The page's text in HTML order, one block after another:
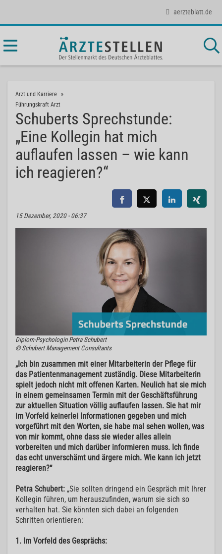
aerzteblatt.de
Arzt und Karriere
Führungskraft Arzt
Schuberts Sprechstunde:
„Eine Kollegin hat mich
auflaufen lassen – wie kann
ich reagieren?“
15 Dezember, 2020 - 06:37
Diplom-Psychologin Petra Schubert
© Schubert Management Consultants
„Ich bin zusammen mit einer Mitarbeiterin der Pflege für
das Patientenmanagement zuständig. Diese Mitarbeiterin
spielt jedoch nicht mit offenen Karten. Neulich hat sie mich
in einem gemeinsamen Termin mit der Geschäftsführung
zur aktuellen Situation völlig auflaufen lassen. Sie hat mir
im Vorfeld keinerlei Informationen gegeben und mich
vorgeführt mit den Worten, sie habe mal sehen wollen, was
von mir kommt, ohne dass sie wieder alles allein
vorbereiten und mich darüber informieren muss. Ich finde
das echt unverschämt und ärgere mich. Wie kann ich jetzt
reagieren?“
Petra Schubert: „Sie sollten dringend ein Gespräch mit Ihrer
Kollegin führen, um herauszufinden, warum sie sich so
verhalten hat. Sie könnten sich dabei an folgenden
Schritten orientieren:
1. Im Vorfeld des Gesprächs: